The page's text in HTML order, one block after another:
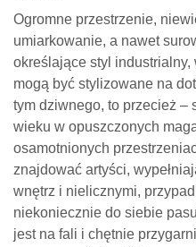
Ogromne przestrzenie,
umiarkowanie, a nawet
określające styl
mogą być stylizowane na
tym dziwnego, to przecież –
wieku w opuszczonych
osamotnionych
znajdować artyści,
wnętrz i nielicznymi,
niekoniecznie do siebie
jest na fali i chętnie